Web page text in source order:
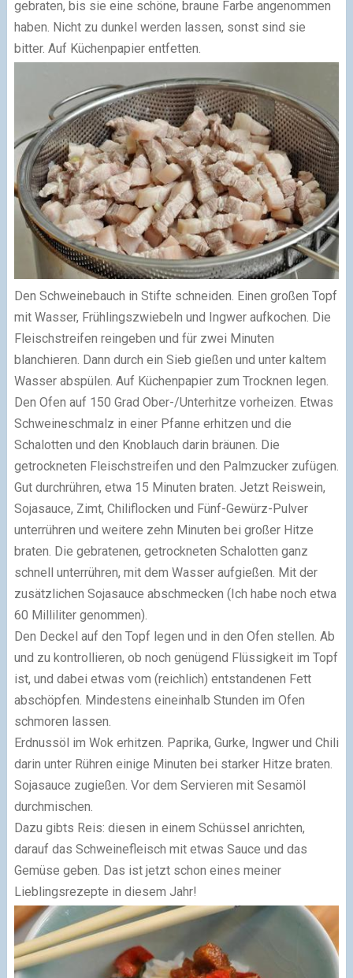
gebraten, bis sie eine schöne, braune Farbe angenommen
haben. Nicht zu dunkel werden lassen, sonst sind sie
bitter. Auf Küchenpapier entfetten.
Den Schweinebauch in Stifte schneiden. Einen großen Topf
mit Wasser, Frühlingszwiebeln und Ingwer aufkochen. Die
Fleischstreifen reingeben und für zwei Minuten
blanchieren. Dann durch ein Sieb gießen und unter kaltem
Wasser abspülen. Auf Küchenpapier zum Trocknen legen.
Den Ofen auf 150 Grad Ober-/Unterhitze vorheizen. Etwas
Schweineschmalz in einer Pfanne erhitzen und die
Schalotten und den Knoblauch darin bräunen. Die
getrockneten Fleischstreifen und den Palmzucker zufügen.
Gut durchrühren, etwa 15 Minuten braten. Jetzt Reiswein,
Sojasauce, Zimt, Chiliflocken und Fünf-Gewürz-Pulver
unterrühren und weitere zehn Minuten bei großer Hitze
braten. Die gebratenen, getrockneten Schalotten ganz
schnell unterrühren, mit dem Wasser aufgießen. Mit der
zusätzlichen Sojasauce abschmecken (Ich habe noch etwa
60 Milliliter genommen).
Den Deckel auf den Topf legen und in den Ofen stellen. Ab
und zu kontrollieren, ob noch genügend Flüssigkeit im Topf
ist, und dabei etwas vom (reichlich) entstandenen Fett
abschöpfen. Mindestens eineinhalb Stunden im Ofen
schmoren lassen.
Erdnussöl im Wok erhitzen. Paprika, Gurke, Ingwer und Chili
darin unter Rühren einige Minuten bei starker Hitze braten.
Sojasauce zugießen. Vor dem Servieren mit Sesamöl
durchmischen.
Dazu gibts Reis: diesen in einem Schüssel anrichten,
darauf das Schweinefleisch mit etwas Sauce und das
Gemüse geben. Das ist jetzt schon eines meiner
Lieblingsrezepte in diesem Jahr!